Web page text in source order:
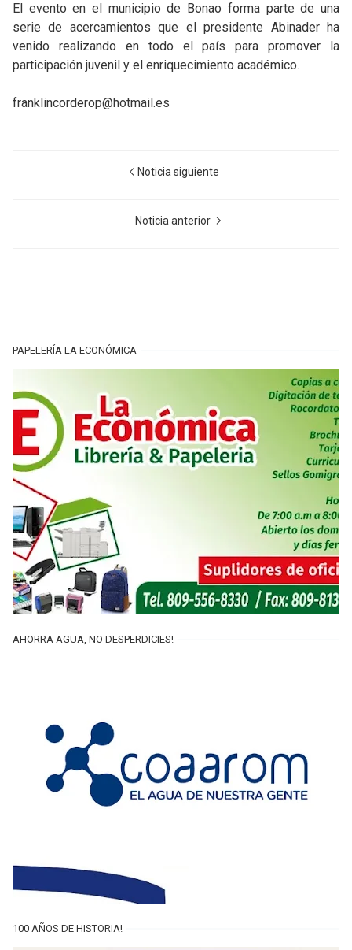
El evento en el municipio de Bonao forma parte de una
serie de acercamientos que el presidente Abinader ha
venido realizando en todo el país para promover la
participación juvenil y el enriquecimiento académico.
franklincorderop@hotmail.es
Noticia siguiente
Noticia anterior
PAPELERÍA LA ECONÓMICA
AHORRA AGUA, NO DESPERDICIES!
100 AÑOS DE HISTORIA!